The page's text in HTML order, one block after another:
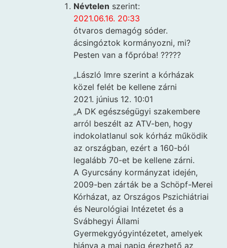
Névtelen szerint:
2021.06.16. 20:33
ótvaros demagóg sóder.
ácsingóztok kormányozni, mi?
Pesten van a főpróba! ?????
„László Imre szerint a kórházak
közel felét be kellene zárni
2021. június 12. 10:01
„A DK egészségügyi szakembere
arról beszélt az ATV-ben, hogy
indokolatlanul sok kórház működik
az országban, ezért a 160-ból
legalább 70-et be kellene zárni.
A Gyurcsány kormányzat idején,
2009-ben zárták be a Schöpf-Merei
Kórházat, az Országos Pszichiátriai
és Neurológiai Intézetet és a
Svábhegyi Állami
Gyermekgyógyintézetet, amelyek
hiánya a mai napig érezhető az